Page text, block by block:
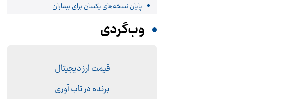
پایان نسخه‌های یکسان برای بیماران
وب‌گردی
قیمت ارز دیجیتال
برنده در تاب آوری